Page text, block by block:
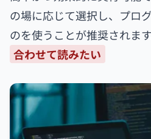
の場に応じて選択し、プロ
のを使うことが推奨されます
合わせて読みたい